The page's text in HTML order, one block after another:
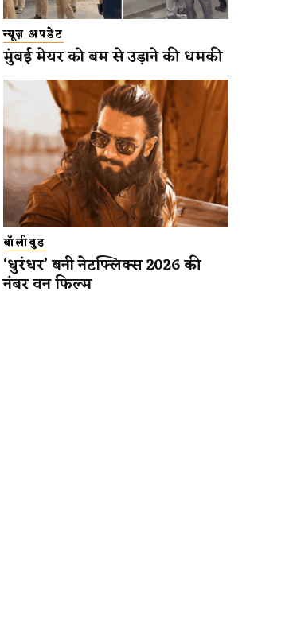
न्यूज़ अपडेट
मुंबई मेयर को बम से उड़ाने की धमकी
बॉलीवुड
‘धुरंधर’ बनी नेटफ्लिक्स 2026 की
नंबर वन फिल्म